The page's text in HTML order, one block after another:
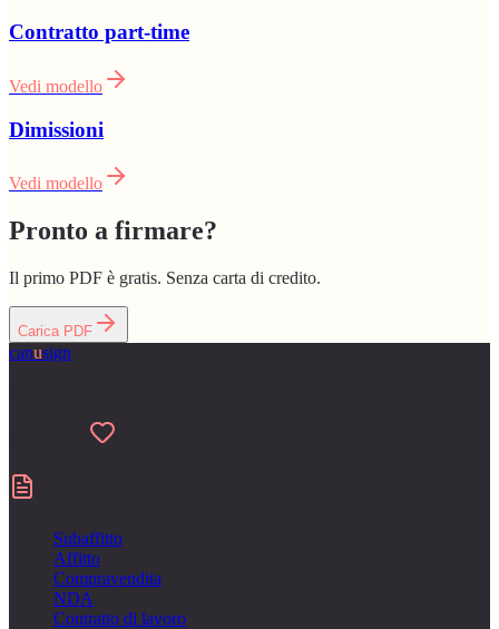
Contratto part-time
Vedi modello
Dimissioni
Vedi modello
Pronto a firmare?
Il primo PDF è gratis. Senza carta di credito.
Carica PDF
canusign
Subaffitto
Affitto
Compravendita
NDA
Contratto di lavoro